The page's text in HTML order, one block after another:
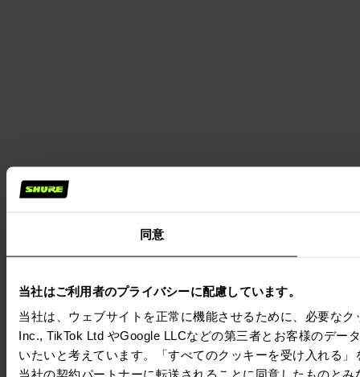
同意
当社はご利用者のプライバシーに配慮しています。
当社は、ウェブサイトを正常に機能させるために、必要な
Inc., TikTok Ltd やGoogle LLCなどの第三者とお客様のデー
いたいと考えています。「すべてのクッキーを受け入れる
当社の契約パートナーに転送されることに同意したものと